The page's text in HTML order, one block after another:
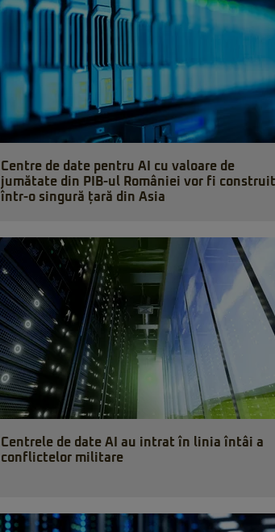
Centre de date pentru AI cu valoare de
jumătate din PIB-ul României vor fi
într-o singură țară din Asia
Centrele de date AI au intrat în linia întâi a
conflictelor militare